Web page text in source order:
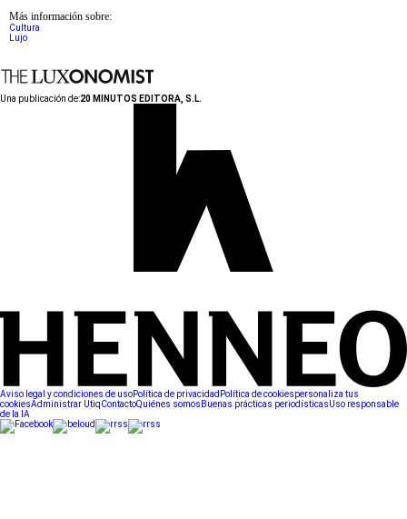
Más información sobre:
Cultura
Lujo
Una publicación de:20 MINUTOS EDITORA, S.L.
Aviso legal y condiciones de usoPolítica de privacidad Política de cookiespersonaliza tus
cookiesAdministrar UtiqContactoQuiénes somos Buenas prácticas periodísticasUso responsable
de la IA